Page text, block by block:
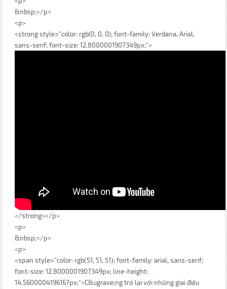
&nbsp;</p>
<p>
<strong style="color: rgb(0, 0, 0); font-family: Verdana, Arial,
sans-serif; font-size: 12.8000001907349px;">
</strong></p>
<p>
&nbsp;</p>
<p>
<span style="color: rgb(51, 51, 51); font-family: arial, sans-serif;
font-size: 12.8000001907349px; line-height:
14.5600004196167px;">C&ugrave;ng trở lại với những giai điệu